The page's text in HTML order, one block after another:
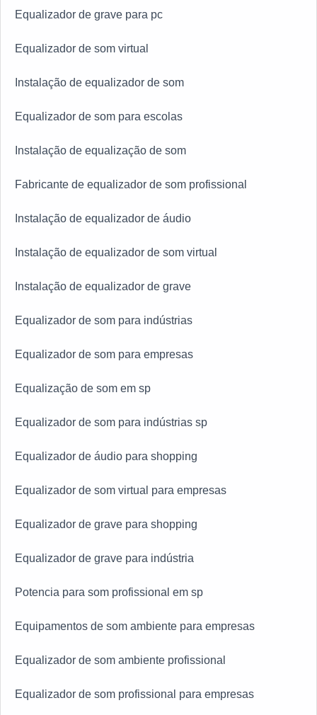
Equalizador de grave para pc
Equalizador de som virtual
Instalação de equalizador de som
Equalizador de som para escolas
Instalação de equalização de som
Fabricante de equalizador de som profissional
Instalação de equalizador de áudio
Instalação de equalizador de som virtual
Instalação de equalizador de grave
Equalizador de som para indústrias
Equalizador de som para empresas
Equalização de som em sp
Equalizador de som para indústrias sp
Equalizador de áudio para shopping
Equalizador de som virtual para empresas
Equalizador de grave para shopping
Equalizador de grave para indústria
Potencia para som profissional em sp
Equipamentos de som ambiente para empresas
Equalizador de som ambiente profissional
Equalizador de som profissional para empresas